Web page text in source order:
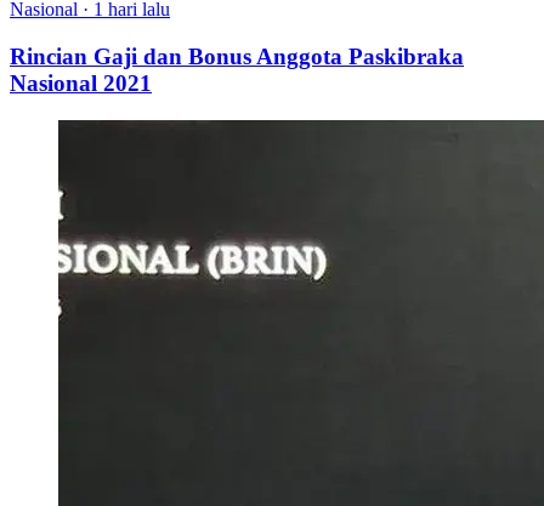
Nasional · 1 hari lalu
Rincian Gaji dan Bonus Anggota Paskibraka
Nasional 2021